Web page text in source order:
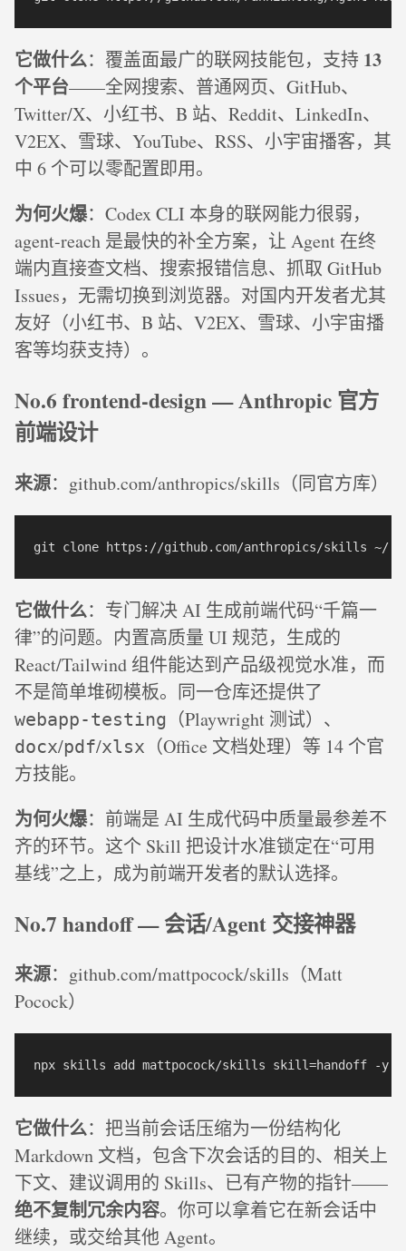
它做什么：覆盖面最广的联网技能包，支持 13
个平台——全网搜索、普通网页、GitHub、
Twitter/X、小红书、B 站、Reddit、LinkedIn、
V2EX、雪球、YouTube、RSS、小宇宙播客，其
中 6 个可以零配置即用。
为何火爆：Codex CLI 本身的联网能力很弱，
agent-reach 是最快的补全方案，让 Agent 在终
端内直接查文档、搜索报错信息、抓取 GitHub
Issues，无需切换到浏览器。对国内开发者尤其
友好（小红书、B 站、V2EX、雪球、小宇宙播
客等均获支持）。
No.6 frontend-design — Anthropic 官方
前端设计
来源：github.com/anthropics/skills（同官方库）
它做什么：专门解决 AI 生成前端代码“千篇一
律”的问题。内置高质量 UI 规范，生成的
React/Tailwind 组件能达到产品级视觉水准，而
不是简单堆砌模板。同一仓库还提供了
webapp-testing （Playwright 测试）、
docx/pdf/xlsx
（Office 文档处理）等 14 个官
方技能。
为何火爆：前端是 AI 生成代码中质量最参差不
齐的环节。这个 Skill 把设计水准锁定在“可用
基线”之上，成为前端开发者的默认选择。
No.7 handoff — 会话/Agent 交接神器
来源：github.com/mattpocock/skills（Matt
Pocock）
它做什么：把当前会话压缩为一份结构化
Markdown 文档，包含下次会话的目的、相关上
下文、建议调用的 Skills、已有产物的指针——
绝不复制冗余内容。你可以拿着它在新会话中
继续，或交给其他 Agent。